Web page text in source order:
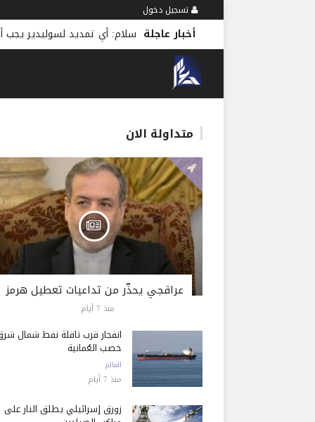
تسجيل دخول
أخبار عاجلة سلام: أي تمديد لسوليدير يجب
متداولة الان
عراقجي يحذّر من تداعيات تعطيل هرمز
منذ 7 أيام
انفجار قرب ناقلة نفط شمال
خصب العُمانية
العالم
منذ 7 أيام
زورق إسرائيلي يطلق النار على